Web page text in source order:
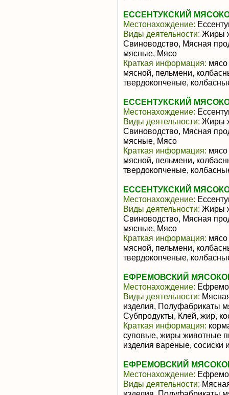
ЕССЕНТУКСКИЙ
Местонахождение:
Виды деятельности: Жиры
Свиноводство, Мясная
мясные, Мясо
Краткая информация:
мясной, пельмени,
твердокопченые,
ЕССЕНТУКСКИЙ
Местонахождение:
Виды деятельности: Жиры
Свиноводство, Мясная
мясные, Мясо
Краткая информация:
мясной, пельмени,
твердокопченые,
ЕССЕНТУКСКИЙ
Местонахождение:
Виды деятельности: Жиры
Свиноводство, Мясная
мясные, Мясо
Краткая информация:
мясной, пельмени,
твердокопченые,
ЕФРЕМОВСКИЙ
Местонахождение:
Виды деятельности:
изделия, Полуфабрикаты
Субпродукты, Клей, жир,
Краткая информация:
суповые, жиры животные
изделия вареные, сосиски
ЕФРЕМОВСКИЙ
Местонахождение:
Виды деятельности: